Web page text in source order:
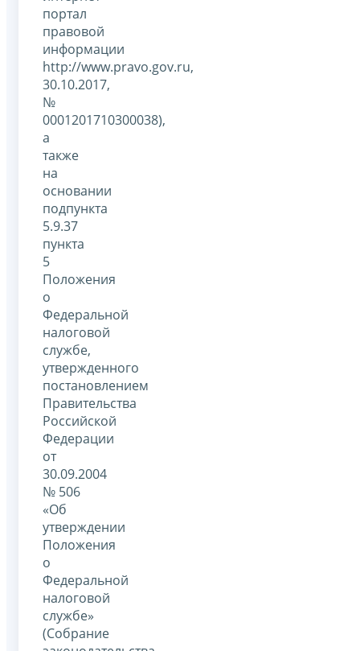
портал
правовой
информации
http://www.pravo.gov.ru,
30.10.2017,
№
0001201710300038),
а
также
на
основании
подпункта
5.9.37
пункта
5
Положения
о
Федеральной
налоговой
службе,
утвержденного
постановлением
Правительства
Российской
Федерации
от
30.09.2004
№ 506
«Об
утверждении
Положения
о
Федеральной
налоговой
службе»
(Собрание